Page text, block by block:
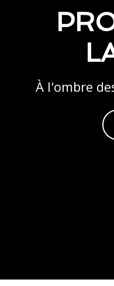
AU
Un lieu
À l'ombre
Un lieu hors
Découvrir la